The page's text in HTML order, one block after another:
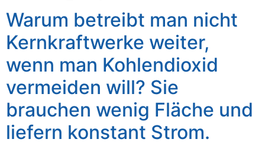
Warum betreibt man nicht
Kernkraftwerke weiter,
wenn man Kohlendioxid
vermeiden will? Sie
brauchen wenig Fläche und
liefern konstant Strom.